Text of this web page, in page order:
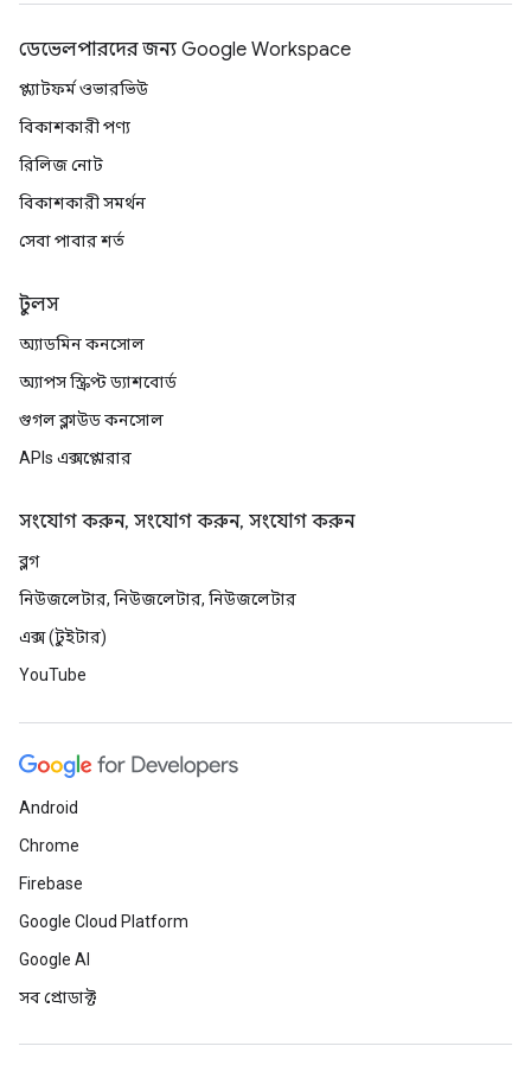
ডেভেলপারদের জন্য Google Workspace
প্ল্যাটফর্ম ওভারভিউ
বিকাশকারী পণ্য
রিলিজ নোট
বিকাশকারী সমর্থন
সেবা পাবার শর্ত
টুলস
অ্যাডমিন কনসোল
অ্যাপস স্ক্রিপ্ট ড্যাশবোর্ড
গুগল ক্লাউড কনসোল
APIs এক্সপ্লোরার
সংযোগ করুন, সংযোগ করুন, সংযোগ করুন
ব্লগ
নিউজলেটার, নিউজলেটার, নিউজলেটার
এক্স (টুইটার)
YouTube
Android
Chrome
Firebase
Google Cloud Platform
Google AI
সব প্রোডাক্ট